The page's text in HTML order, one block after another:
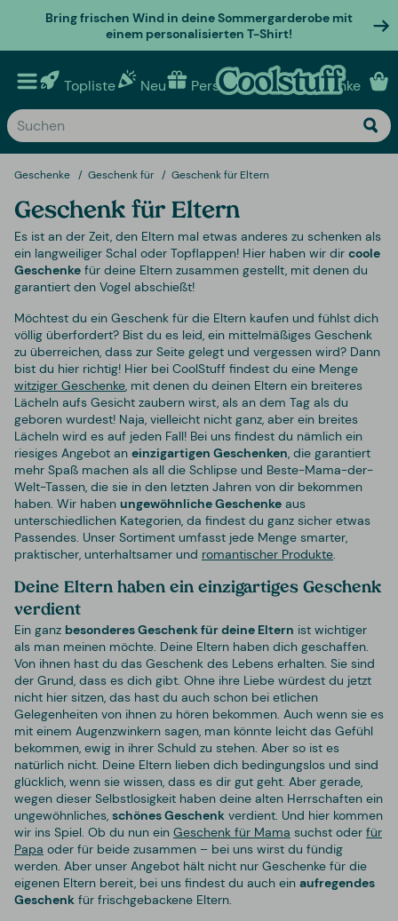
Bring frischen Wind in deine Sommergarderobe mit
einem personalisierten T-Shirt!
Topliste Neu Personalisierte geschenke
Geschenke Geschenk für Geschenk für Eltern
Geschenk für Eltern
Es ist an der Zeit, den Eltern mal etwas anderes zu schenken als
ein langweiliger Schal oder Topflappen! Hier haben wir dir coole
Geschenke für deine Eltern zusammen gestellt, mit denen du
garantiert den Vogel abschießt!
Möchtest du ein Geschenk für die Eltern kaufen und fühlst dich
völlig überfordert? Bist du es leid, ein mittelmäßiges Geschenk
zu überreichen, dass zur Seite gelegt und vergessen wird? Dann
bist du hier richtig! Hier bei CoolStuff findest du eine Menge
witziger Geschenke , mit denen du deinen Eltern ein breiteres
Lächeln aufs Gesicht zaubern wirst, als an dem Tag als du
geboren wurdest! Naja, vielleicht nicht ganz, aber ein breites
Lächeln wird es auf jeden Fall! Bei uns findest du nämlich ein
riesiges Angebot an einzigartigen Geschenken , die garantiert
mehr Spaß machen als all die Schlipse und Beste-Mama-der-
Welt-Tassen, die sie in den letzten Jahren von dir bekommen
haben. Wir haben ungewöhnliche Geschenke aus
unterschiedlichen Kategorien, da findest du ganz sicher etwas
Passendes. Unser Sortiment umfasst jede Menge smarter,
praktischer, unterhaltsamer und romantischer Produkte
Deine Eltern haben ein einzigartiges Geschenk
verdient
Ein ganz besonderes Geschenk für deine Eltern ist wichtiger
als man meinen möchte. Deine Eltern haben dich geschaffen.
Von ihnen hast du das Geschenk des Lebens erhalten. Sie sind
der Grund, dass es dich gibt. Ohne ihre Liebe würdest du jetzt
nicht hier sitzen, das hast du auch schon bei etlichen
Gelegenheiten von ihnen zu hören bekommen. Auch wenn sie es
mit einem Augenzwinkern sagen, man könnte leicht das Gefühl
bekommen, ewig in ihrer Schuld zu stehen. Aber so ist es
natürlich nicht. Deine Eltern lieben dich bedingungslos und sind
glücklich, wenn sie wissen, dass es dir gut geht. Aber gerade,
wegen dieser Selbstlosigkeit haben deine alten Herrschaften ein
ungewöhnliches, schönes Geschenk verdient. Und hier kommen
wir ins Spiel. Ob du nun ein Geschenk für Mama suchst oder für
Papa oder für beide zusammen – bei uns wirst du fündig
werden. Aber unser Angebot hält nicht nur Geschenke für die
eigenen Eltern bereit, bei uns findest du auch ein aufregendes
Geschenk für frischgebackene Eltern.